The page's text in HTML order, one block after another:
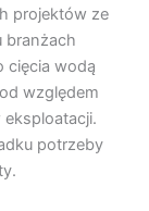
projektów ze
branżach
cięcia wodą
względem
potrzeby